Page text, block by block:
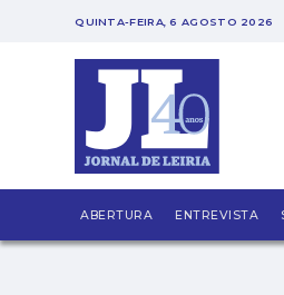
PUB
QUINTA-FEIRA, 6 AGOSTO 2026
ABERTURA ENTREVISTA
Conseguem ouvir-